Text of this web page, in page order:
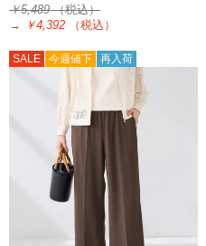
￥5,489（税込）
→
￥4,392 （税込）
SALE 今週値下 再入荷